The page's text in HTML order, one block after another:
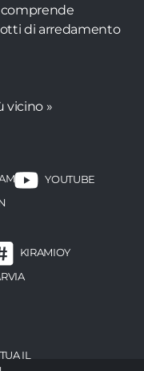
di arredamento
vicino »
YOUTUBE
KIRAMIOY
IL